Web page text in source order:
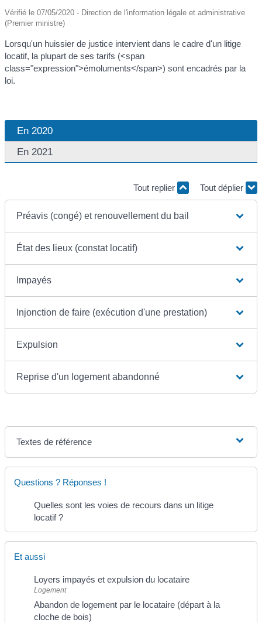
Vérifié le 07/05/2020 - Direction de l'information légale et administrative
(Premier ministre)
Lorsqu'un huissier de justice intervient dans le cadre d'un litige
locatif, la plupart de ses tarifs (<span
class="expression">émoluments</span>) sont encadrés par la
loi.
En 2020
En 2021
Tout replier Tout déplier
Préavis (congé) et renouvellement du bail
État des lieux (constat locatif)
Impayés
Injonction de faire (exécution d'une prestation)
Expulsion
Reprise d'un logement abandonné
Textes de référence
Questions ? Réponses !
Quelles sont les voies de recours dans un litige
locatif ?
Et aussi
Loyers impayés et expulsion du locataire
Logement
Abandon de logement par le locataire (départ à la
cloche de bois)